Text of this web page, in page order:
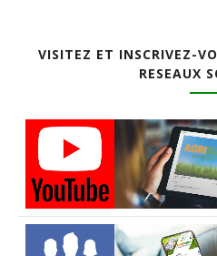
VISITEZ ET INSCRIVEZ-
RESEAUX